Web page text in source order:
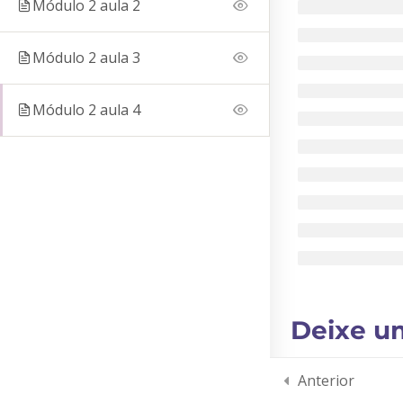
Módulo 2 aula 2
Módulo 2 aula 3
Módulo 2 aula 4
Deixe
Anterior
NOS SIGA